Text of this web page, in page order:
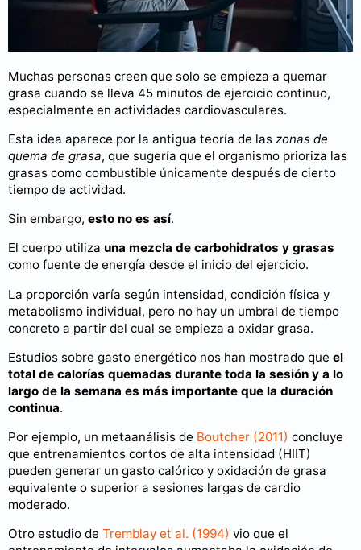
Muchas personas creen que solo se empieza a quemar
grasa cuando se lleva 45 minutos de ejercicio continuo,
especialmente en actividades cardiovasculares.
Esta idea aparece por la antigua teoría de las zonas de
quema de grasa, que sugería que el organismo prioriza las
grasas como combustible únicamente después de cierto
tiempo de actividad.
Sin embargo, esto no es así.
El cuerpo utiliza una mezcla de carbohidratos y grasas
como fuente de energía desde el inicio del ejercicio.
La proporción varía según intensidad, condición física y
metabolismo individual, pero no hay un umbral de tiempo
concreto a partir del cual se empieza a oxidar grasa.
Estudios sobre gasto energético nos han mostrado que el
total de calorías quemadas durante toda la sesión y a lo
largo de la semana es más importante que la duración
continua.
Por ejemplo, un metaanálisis de Boutcher (2011) concluye
que entrenamientos cortos de alta intensidad (HIIT)
pueden generar un gasto calórico y oxidación de grasa
equivalente o superior a sesiones largas de cardio
moderado.
Otro estudio de Tremblay et al. (1994) vio que el